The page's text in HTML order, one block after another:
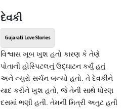
દેવકી
Gujarati Love Stories
વિશ્વાસ ખૂબ ખુશ હતો કારણ કે તેણે
પોતાની હોસ્પિટલનું ઉદ્ઘાટન કર્યું હતું
અને ન્યુરો સર્ચન બન્યો હતો. તે દેવકીને
યાદ કરીને ખુશ હતો, જે તેની સાથે ધોરણ
દસમાં ભણી હતી. તેમની મિત્રી અતુટ હતી